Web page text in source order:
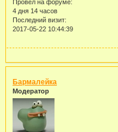
Провел на форуме:
4 дня 14 часов
Последний визит:
2017-05-22 10:44:39
Бармалейка
Модератор